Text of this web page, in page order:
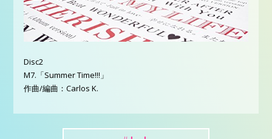
Disc2
M7.「Summer Time!!!」
作曲/編曲：Carlos K.